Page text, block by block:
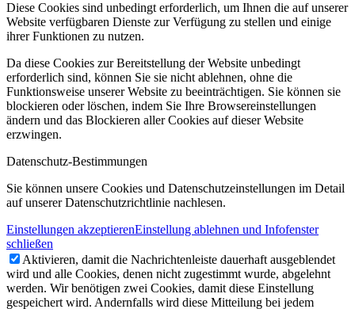
Diese Cookies sind unbedingt erforderlich, um Ihnen die auf unserer
Website verfügbaren Dienste zur Verfügung zu stellen und einige
ihrer Funktionen zu nutzen.
Da diese Cookies zur Bereitstellung der Website unbedingt
erforderlich sind, können Sie sie nicht ablehnen, ohne die
Funktionsweise unserer Website zu beeinträchtigen. Sie können sie
blockieren oder löschen, indem Sie Ihre Browsereinstellungen
ändern und das Blockieren aller Cookies auf dieser Website
erzwingen.
Datenschutz-Bestimmungen
Sie können unsere Cookies und Datenschutzeinstellungen im Detail
auf unserer Datenschutzrichtlinie nachlesen.
Einstellungen akzeptierenEinstellung ablehnen und Infofenster
schließen
Aktivieren, damit die Nachrichtenleiste dauerhaft ausgeblendet
wird und alle Cookies, denen nicht zugestimmt wurde, abgelehnt
werden. Wir benötigen zwei Cookies, damit diese Einstellung
gespeichert wird. Andernfalls wird diese Mitteilung bei jedem